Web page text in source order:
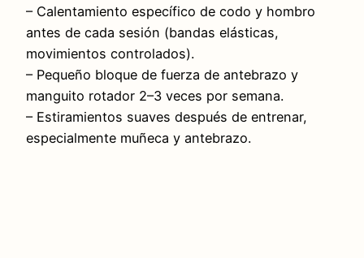
– Calentamiento específico de codo y hombro
antes de cada sesión (bandas elásticas,
movimientos controlados).
– Pequeño bloque de fuerza de antebrazo y
manguito rotador 2–3 veces por semana.
– Estiramientos suaves después de entrenar,
especialmente muñeca y antebrazo.